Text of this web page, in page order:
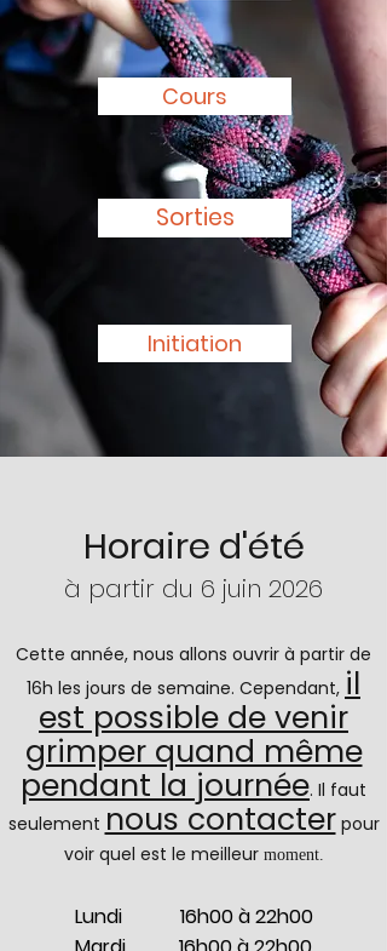
Cours
Sorties
Initiation
Horaire d'été
à partir du 6 juin 2026
Cette année, nous allons ouvrir à partir de
16h les jours de semaine. Cependant, il
est possible de venir
grimper quand même
pendant la journée. Il faut
seulement nous contacter pour
voir quel est le meilleurmoment.
Lundi 16h00 à 22h00